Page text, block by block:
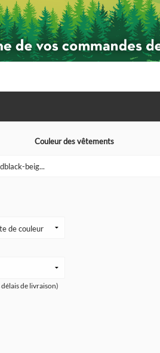
Couleur des vêtements
beig...
de livraison)